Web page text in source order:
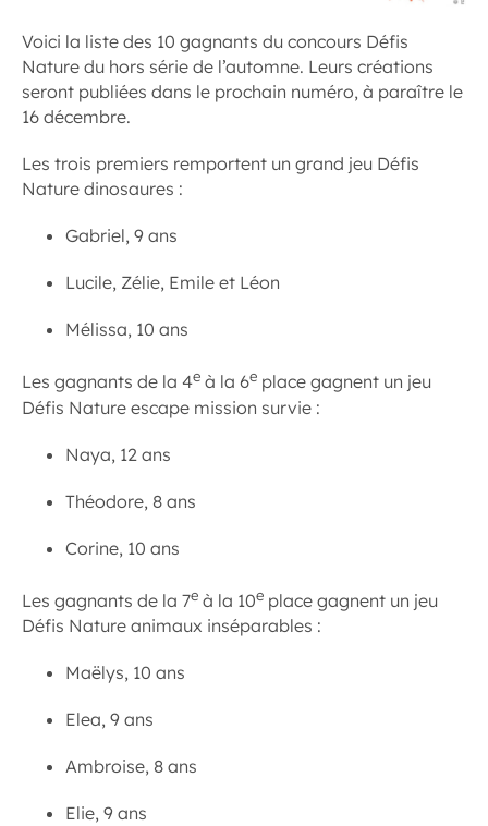
Voici la liste des 10 gagnants du concours Défis
Nature du hors série de l’automne. Leurs créations
seront publiées dans le prochain numéro, à paraître le
16 décembre.
Les trois premiers remportent un grand jeu Défis
Nature dinosaures :
Gabriel, 9 ans
Lucile, Zélie, Emile et Léon
Mélissa, 10 ans
Les gagnants de la 4e à la 6e place gagnent un jeu
Défis Nature escape mission survie :
Naya, 12 ans
Théodore, 8 ans
Corine, 10 ans
Les gagnants de la 7e à la 10e place gagnent un jeu
Défis Nature animaux inséparables :
Maëlys, 10 ans
Elea, 9 ans
Ambroise, 8 ans
Elie, 9 ans